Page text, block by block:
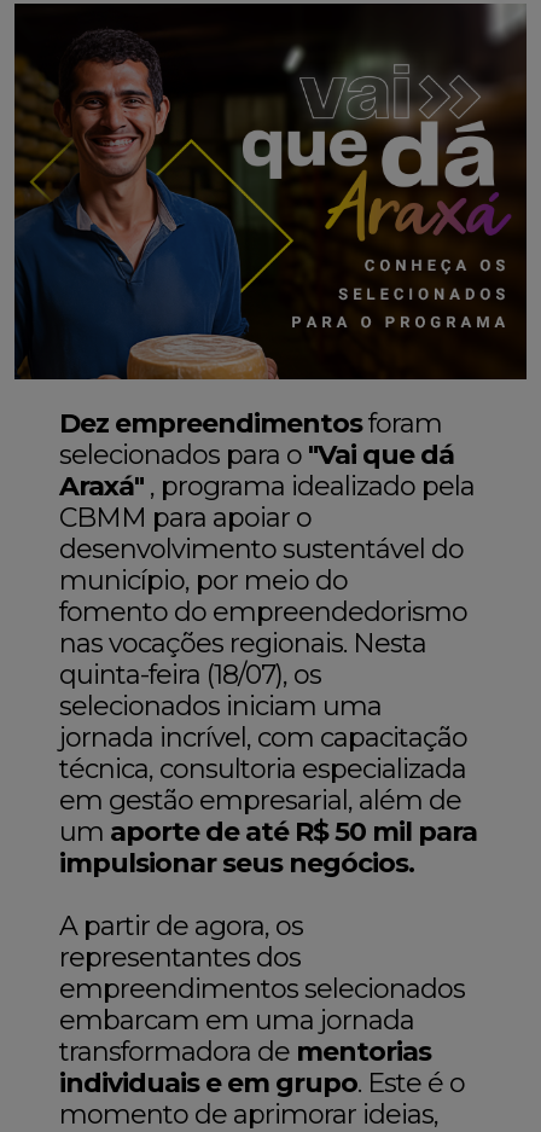
Dez empreendimentosforam
selecionados para o "Vai que dá
Araxá" , programa idealizado pela
CBMM para apoiar o
desenvolvimento sustentável do
município, por meio do
fomento do empreendedorismo
nas vocações regionais. Nesta
quinta-feira (18/07), os
selecionados iniciam uma
jornada incrível, com capacitação
técnica, consultoria especializada
em gestão empresarial, além de
um aporte de até R$ 50 mil para
impulsionar seus negócios.
A partir de agora, os
representantes dos
empreendimentos selecionados
embarcam em uma jornada
transformadora de mentorias
individuais e em grupo. Este é o
momento de aprimorar ideias,